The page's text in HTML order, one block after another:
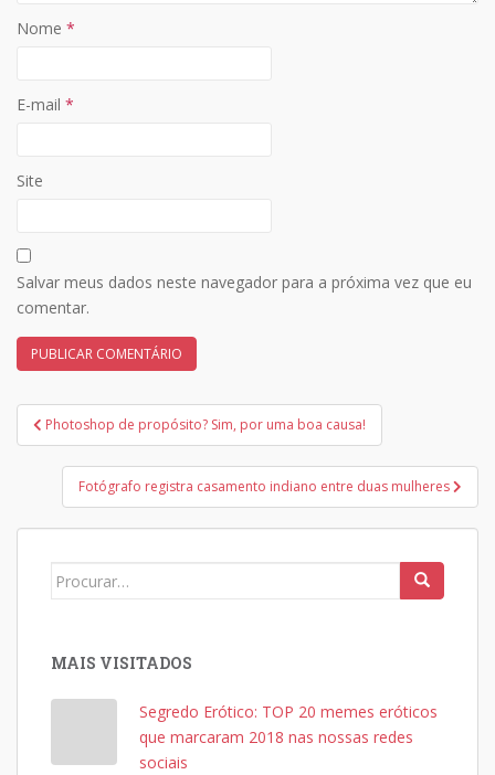
Nome *
E-mail *
Site
Salvar meus dados neste navegador para a próxima vez que eu
comentar.
Navegação
de
Post
Photoshop​ ​de​ ​propósito?​ ​Sim,​ ​por​ ​uma​ ​boa​ ​causa!
Fotógrafo​ ​registra​ ​casamento​ ​indiano​ ​entre​ ​duas​ ​mulheres
Search
MAIS VISITADOS
Segredo Erótico: TOP 20 memes eróticos
que marcaram 2018 nas nossas redes
sociais